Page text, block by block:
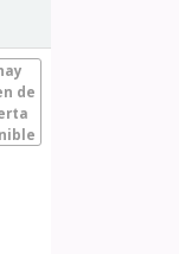
de